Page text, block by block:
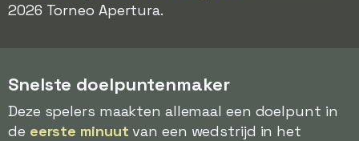
2026 Torneo Apertura.
Snelste doelpuntenmaker
Deze spelers maakten allemaal een doelpunt in
de eerste minuut van een wedstrijd in het